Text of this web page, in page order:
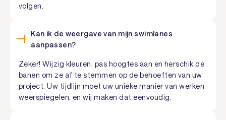
volgen.
Kan ik de weergave van mijn swimlanes
aanpassen?
Zeker! Wijzig kleuren, pas hoogtes aan en herschik de
banen om ze af te stemmen op de behoeften van uw
project. Uw tijdlijn moet uw unieke manier van werken
weerspiegelen, en wij maken dat eenvoudig.